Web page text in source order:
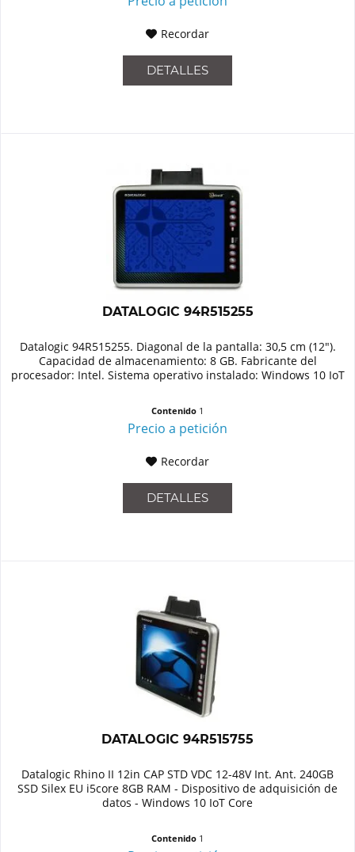
Recordar
DETALLES
DATALOGIC 94R515255
Datalogic 94R515255. Diagonal de la pantalla: 30,5 cm (12").
Capacidad de almacenamiento: 8 GB. Fabricante del
procesador: Intel. Sistema operativo instalado: Windows 10 IoT
Contenido 1
Precio a petición
Recordar
DETALLES
DATALOGIC 94R515755
Datalogic Rhino II 12in CAP STD VDC 12-48V Int. Ant. 240GB
SSD Silex EU i5core 8GB RAM - Dispositivo de adquisición de
datos - Windows 10 IoT Core
Contenido 1